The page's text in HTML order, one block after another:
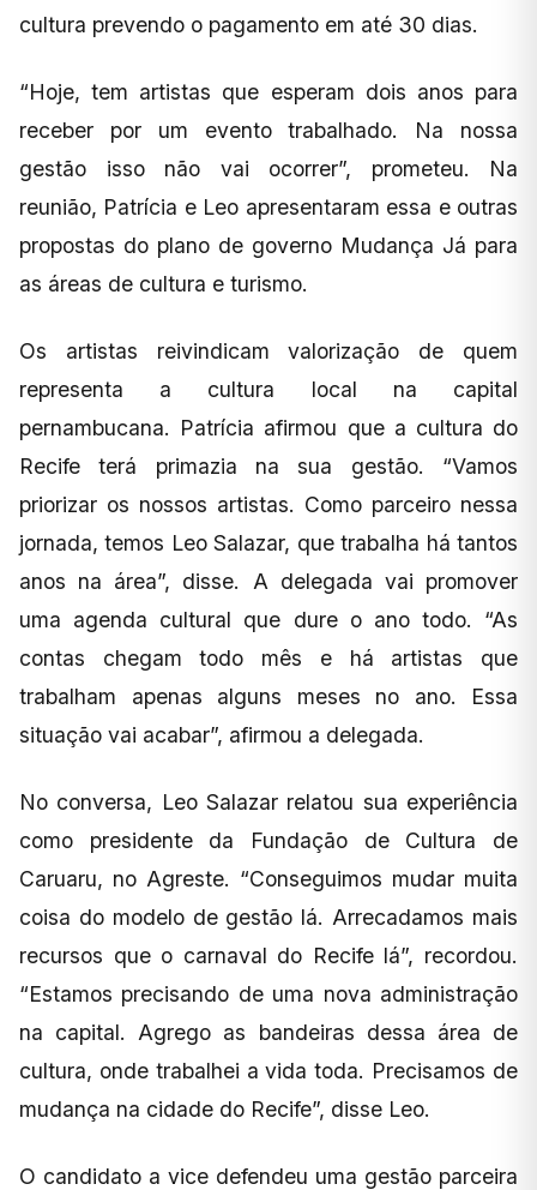
cultura prevendo o pagamento em até 30 dias.
“Hoje, tem artistas que esperam dois anos para
receber por um evento trabalhado. Na nossa
gestão isso não vai ocorrer”, prometeu. Na
reunião, Patrícia e Leo apresentaram essa e outras
propostas do plano de governo Mudança Já para
as áreas de cultura e turismo.
Os artistas reivindicam valorização de quem
representa a cultura local na capital
pernambucana. Patrícia afirmou que a cultura do
Recife terá primazia na sua gestão. “Vamos
priorizar os nossos artistas. Como parceiro nessa
jornada, temos Leo Salazar, que trabalha há tantos
anos na área”, disse. A delegada vai promover
uma agenda cultural que dure o ano todo. “As
contas chegam todo mês e há artistas que
trabalham apenas alguns meses no ano. Essa
situação vai acabar”, afirmou a delegada.
No conversa, Leo Salazar relatou sua experiência
como presidente da Fundação de Cultura de
Caruaru, no Agreste. “Conseguimos mudar muita
coisa do modelo de gestão lá. Arrecadamos mais
recursos que o carnaval do Recife lá”, recordou.
“Estamos precisando de uma nova administração
na capital. Agrego as bandeiras dessa área de
cultura, onde trabalhei a vida toda. Precisamos de
mudança na cidade do Recife”, disse Leo.
O candidato a vice defendeu uma gestão parceira